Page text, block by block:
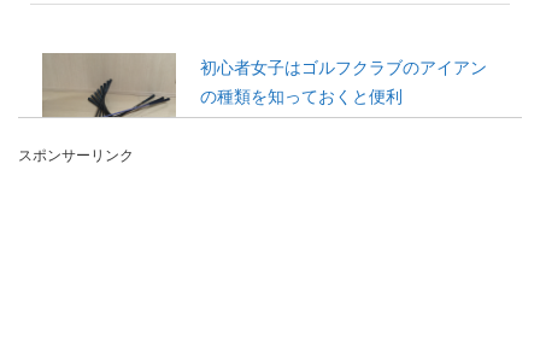
初心者女子はゴルフクラブのアイアン
の種類を知っておくと便利
スポンサーリンク